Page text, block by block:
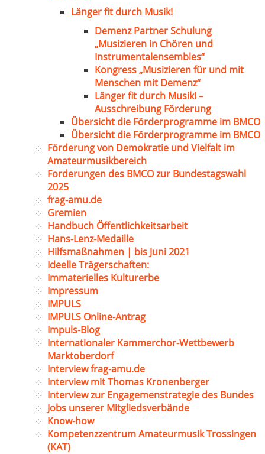
Länger fit durch Musik!
Demenz Partner Schulung
„Musizieren in Chören und
Instrumentalensembles“
Kongress „Musizieren für und mit
Menschen mit Demenz“
Länger fit durch Musik! –
Ausschreibung Förderung
Übersicht die Förderprogramme im BMCO
Übersicht die Förderprogramme im BMCO
Förderung von Demokratie und Vielfalt im
Amateurmusikbereich
Forderungen des BMCO zur Bundestagswahl
2025
frag-amu.de
Gremien
Handbuch Öffentlichkeitsarbeit
Hans-Lenz-Medaille
Hilfsmaßnahmen | bis Juni 2021
Ideelle Trägerschaften:
Immaterielles Kulturerbe
Impressum
IMPULS
IMPULS Online-Antrag
Impuls-Blog
Internationaler Kammerchor-Wettbewerb
Marktoberdorf
Interview frag-amu.de
Interview mit Thomas Kronenberger
Interview zur Engagemenstrategie des Bundes
Jobs unserer Mitgliedsverbände
Know-how
Kompetenzzentrum Amateurmusik Trossingen
(KAT)